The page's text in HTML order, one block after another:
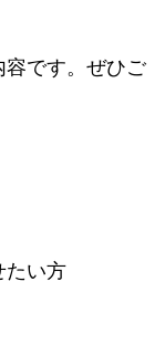
容です。ぜひご
たい方